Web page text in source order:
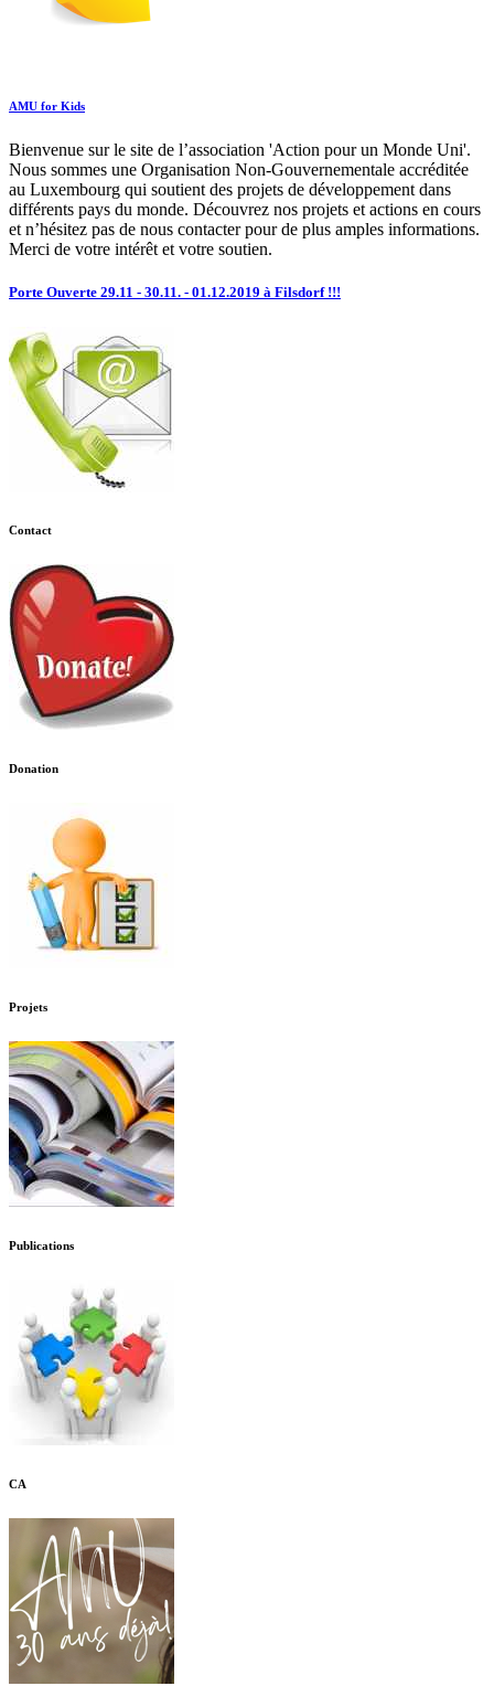
AMU for Kids
Bienvenue sur le site de l’association 'Action pour un Monde Uni'.
Nous sommes une Organisation Non-Gouvernementale accréditée
au Luxembourg qui soutient des projets de développement dans
différents pays du monde. Découvrez nos projets et actions en cours
et n’hésitez pas de nous contacter pour de plus amples informations.
Merci de votre intérêt et votre soutien.
Porte Ouverte 29.11 - 30.11. - 01.12.2019 à Filsdorf !!!
Contact
Donation
Projets
Publications
CA